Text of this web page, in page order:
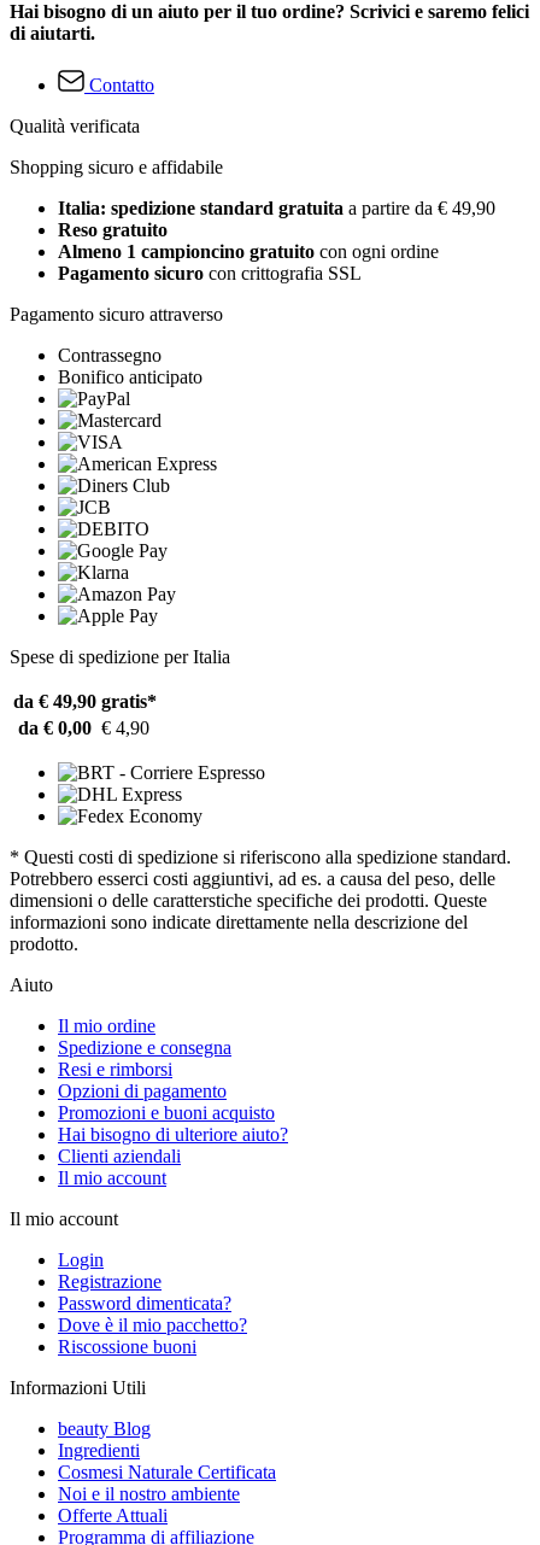
Hai bisogno di un aiuto per il tuo ordine? Scrivici e saremo felici
di aiutarti.
Contatto
Qualità verificata
Shopping sicuro e affidabile
Italia: spedizione standard gratuita a partire da € 49,90
Reso gratuito
Almeno 1 campioncino gratuito con ogni ordine
Pagamento sicuro con crittografia SSL
Pagamento sicuro attraverso
Contrassegno
Bonifico anticipato
Spese di spedizione per Italia
da € 49,90 gratis*
da € 0,00 € 4,90
* Questi costi di spedizione si riferiscono alla spedizione standard.
Potrebbero esserci costi aggiuntivi, ad es. a causa del peso, delle
dimensioni o delle caratterstiche specifiche dei prodotti. Queste
informazioni sono indicate direttamente nella descrizione del
prodotto.
Aiuto
Il mio ordine
Spedizione e consegna
Resi e rimborsi
Opzioni di pagamento
Promozioni e buoni acquisto
Hai bisogno di ulteriore aiuto?
Clienti aziendali
Il mio account
Il mio account
Login
Registrazione
Password dimenticata?
Dove è il mio pacchetto?
Riscossione buoni
Informazioni Utili
beauty Blog
Ingredienti
Cosmesi Naturale Certificata
Noi e il nostro ambiente
Offerte Attuali
Programma di affiliazione